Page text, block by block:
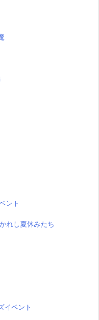
ント
れし夏休みたち
イベント